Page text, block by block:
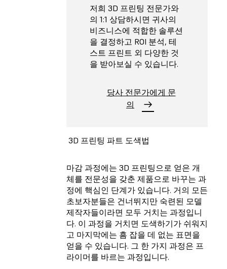
저희 3D 프린팅 전문가와
의 1:1 상담하시면 귀사의
비즈니스에 적합한 솔루션
을 결정하고 ROI 분석, 테
스트 프린트 외 다양한 것
을 받아보실 수 있습니다.
당사 전문가에게 문
의
3D 프린팅 파트 도색법
마감 과정에는 3D 프린팅으로 얻은 개
체를 전문성을 갖춘 제품으로 바꾸는 과
정에 핵심인 단계가 있습니다. 거의 모든
초보자분들은 건너뛰지만 숙련된 모델
제작자들이라면 모두 거치는 과정입니
다. 이 과정을 거치면 도색하기가 쉬워지
고 마지막에는 흠 잡을 데 없는 표면을
얻을 수 있습니다. 그 한 가지 과정은 프
라이머를 바르는 과정입니다.